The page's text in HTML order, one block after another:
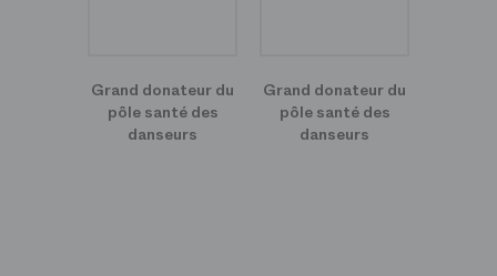
Grand donateur du
pôle santé des
danseurs
Grand donateur du
pôle santé des
danseurs